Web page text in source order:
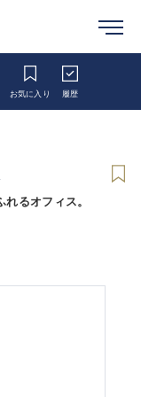
お気に入り 履歴
るオフィス。